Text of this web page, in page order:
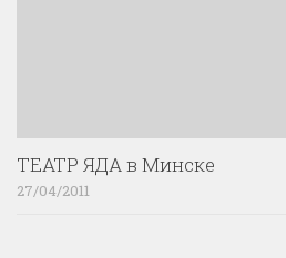
ТЕАТР ЯДА в Минске
27/04/2011